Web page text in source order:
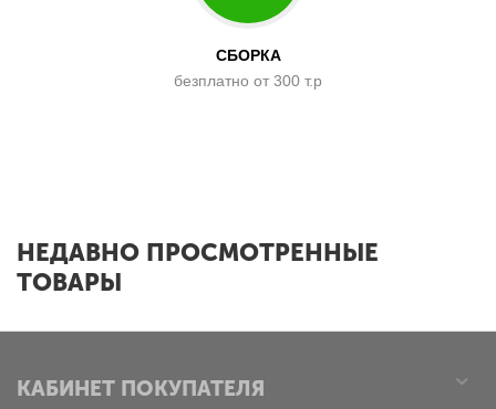
СБОРКА
безплатно от 300 т.р
НЕДАВНО ПРОСМОТРЕННЫЕ
ТОВАРЫ
КАБИНЕТ ПОКУПАТЕЛЯ